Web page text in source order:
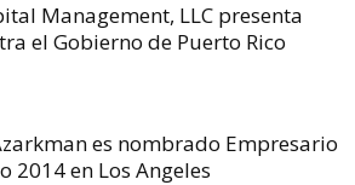
Management, LLC presenta
el Gobierno de Puerto Rico
es nombrado Empresario
2014 en Los Angeles